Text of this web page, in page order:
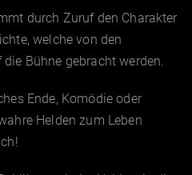
durch Zuruf den Charakter
welche von den
Bühne gebracht werden.
Ende, Komödie oder
Helden zum Leben